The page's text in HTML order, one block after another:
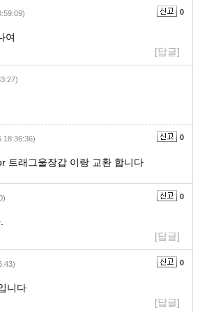
0
여
[답글]
18:36:36) 0
트래그울장갑 이랑 교환 합니다
0
[답글]
0
니다
[답글]